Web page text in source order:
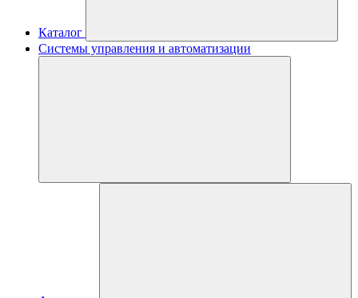
Каталог
Системы управления и автоматизации